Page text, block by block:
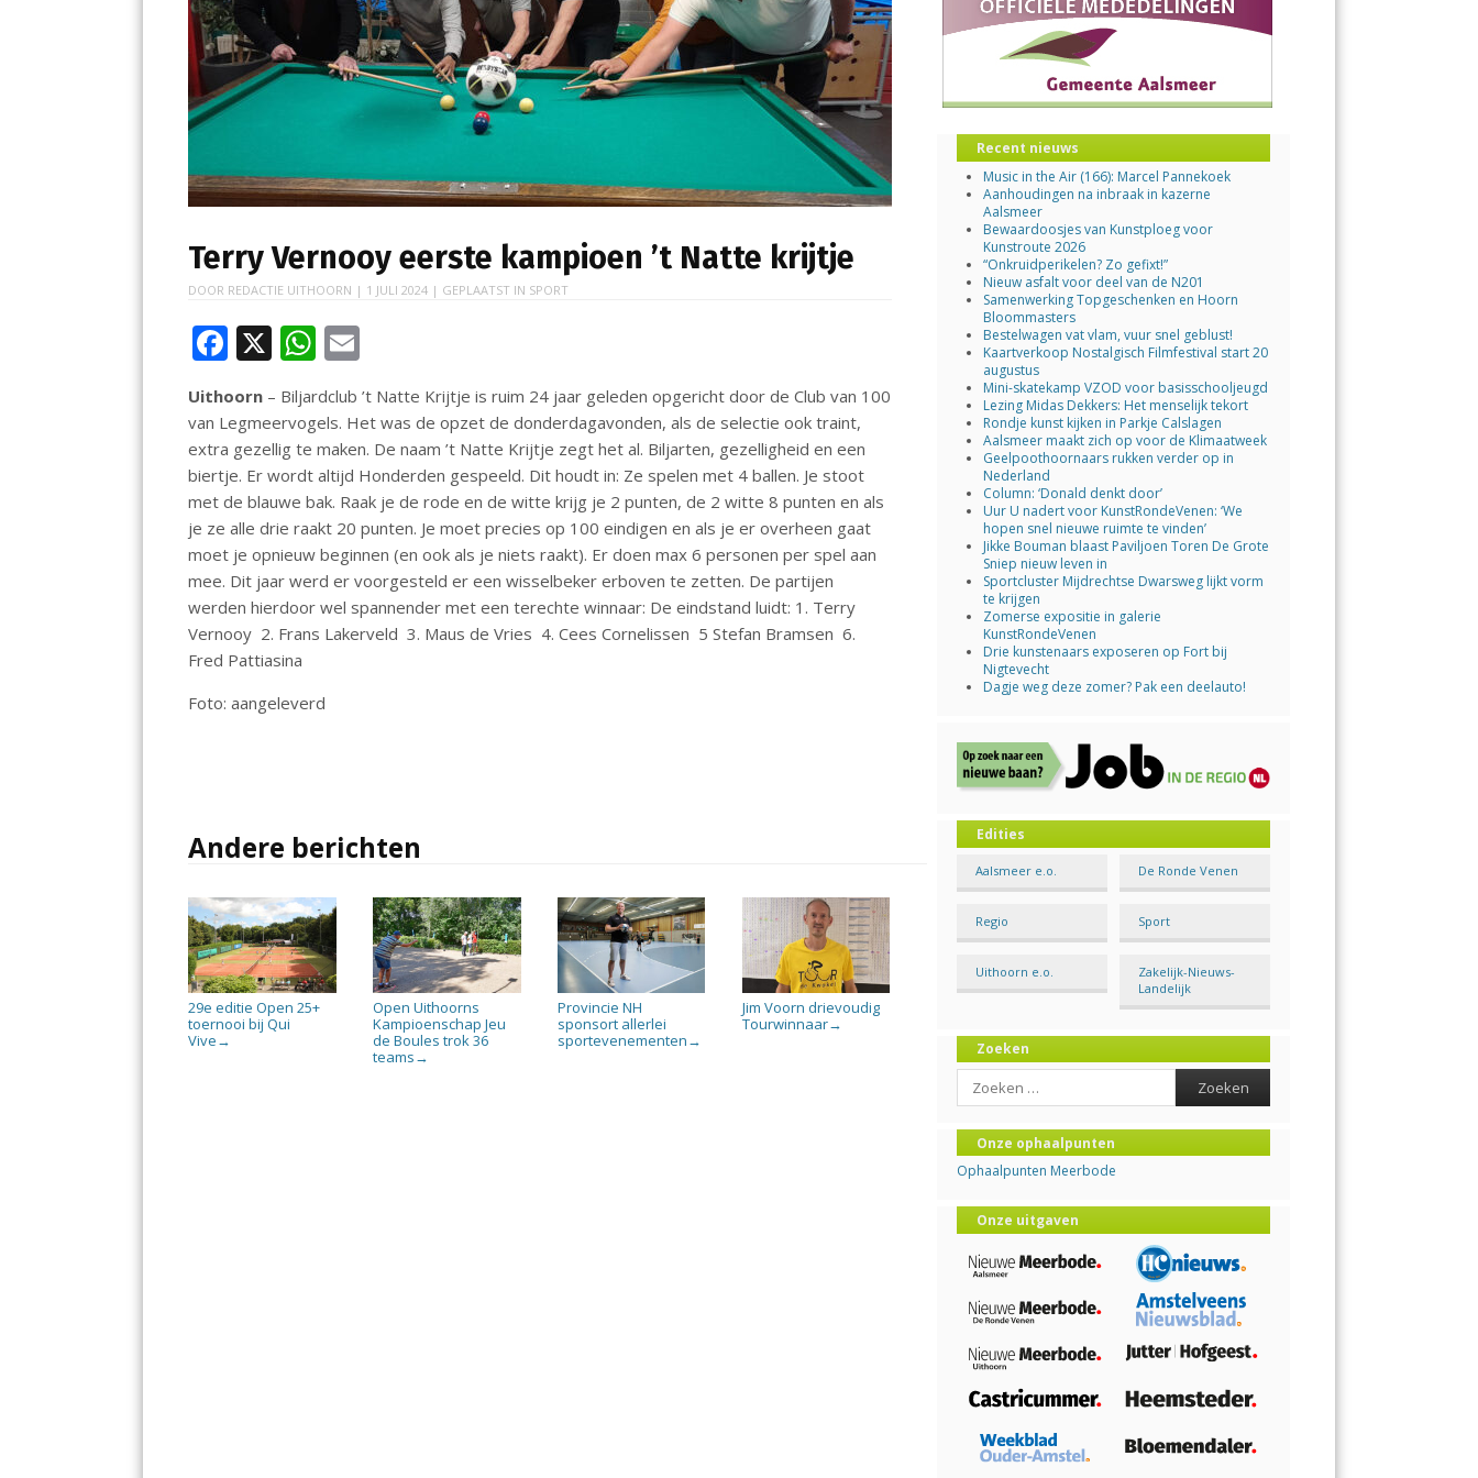
Terry Vernooy eerste kampioen ’t Natte krijtje
DOOR REDACTIE UITHOORN | 1 JULI 2024 | GEPLAATST IN SPORT
F
ac
e
b
o
o
k
X W
h
at
s
A
p
p
ai
l
Uithoorn – Biljardclub ’t Natte Krijtje is ruim 24 jaar geleden opgericht door de Club van 100
van Legmeervogels. Het was de opzet de donderdagavonden, als de selectie ook traint,
extra gezellig te maken. De naam ’t Natte Krijtje zegt het al. Biljarten, gezelligheid en een
biertje. Er wordt altijd Honderden gespeeld. Dit houdt in: Ze spelen met 4 ballen. Je stoot
met de blauwe bak. Raak je de rode en de witte krijg je 2 punten, de 2 witte 8 punten en als
je ze alle drie raakt 20 punten. Je moet precies op 100 eindigen en als je er overheen gaat
moet je opnieuw beginnen (en ook als je niets raakt). Er doen max 6 personen per spel aan
mee. Dit jaar werd er voorgesteld er een wisselbeker erboven te zetten. De partijen
werden hierdoor wel spannender met een terechte winnaar: De eindstand luidt: 1. Terry
Vernooy 2. Frans Lakerveld 3. Maus de Vries 4. Cees Cornelissen 5 Stefan Bramsen 6.
Fred Pattiasina
Foto: aangeleverd
Andere berichten
29e editie Open 25+
toernooi bij Qui
Vive →
Open Uithoorns
Kampioenschap Jeu
de Boules trok 36
teams →
Provincie NH
sponsort allerlei
sportevenementen →
Jim Voorn drievoudig
Tourwinnaar→
Recent nieuws
Music in the Air (166): Marcel Pannekoek
Aanhoudingen na inbraak in kazerne
Aalsmeer
Bewaardoosjes van Kunstploeg voor
Kunstroute 2026
“Onkruidperikelen? Zo gefixt!”
Nieuw asfalt voor deel van de N201
Samenwerking Topgeschenken en Hoorn
Bloommasters
Bestelwagen vat vlam, vuur snel geblust!
Kaartverkoop Nostalgisch Filmfestival start 20
augustus
Mini-skatekamp VZOD voor basisschooljeugd
Lezing Midas Dekkers: Het menselijk tekort
Rondje kunst kijken in Parkje Calslagen
Aalsmeer maakt zich op voor de Klimaatweek
Geelpoothoornaars rukken verder op in
Nederland
Column: ‘Donald denkt door’
Uur U nadert voor KunstRondeVenen: ‘We
hopen snel nieuwe ruimte te vinden’
Jikke Bouman blaast Paviljoen Toren De Grote
Sniep nieuw leven in
Sportcluster Mijdrechtse Dwarsweg lijkt vorm
te krijgen
Zomerse expositie in galerie
KunstRondeVenen
Drie kunstenaars exposeren op Fort bij
Nigtevecht
Dagje weg deze zomer? Pak een deelauto!
Edities
Aalsmeer e.o. De Ronde Venen
Regio Sport
Uithoorn e.o.
Zakelijk-Nieuws-
Landelijk
Zoeken
Search
Onze ophaalpunten
Ophaalpunten Meerbode
Onze uitgaven